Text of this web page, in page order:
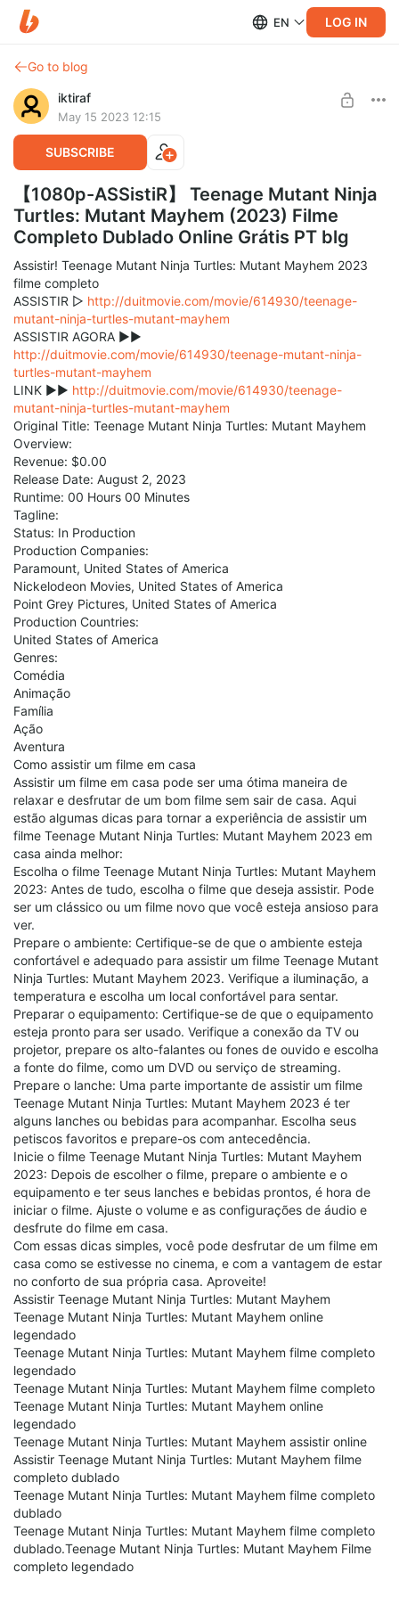
EN LOG IN
Go to blog
iktiraf
May 15 2023 12:15
SUBSCRIBE
【1080p-ASSistiR】 Teenage Mutant Ninja
Turtles: Mutant Mayhem (2023) Filme
Completo Dublado Online Grátis PT blg
Assistir! Teenage Mutant Ninja Turtles: Mutant Mayhem 2023
filme completo
ASSISTIR ▷ http://duitmovie.com/movie/614930/teenage-
mutant-ninja-turtles-mutant-mayhem
ASSISTIR AGORA ►►
http://duitmovie.com/movie/614930/teenage-mutant-ninja-
turtles-mutant-mayhem
LINK ►► http://duitmovie.com/movie/614930/teenage-
mutant-ninja-turtles-mutant-mayhem
Original Title: Teenage Mutant Ninja Turtles: Mutant Mayhem
Overview:
Revenue: $0.00
Release Date: August 2, 2023
Runtime: 00 Hours 00 Minutes
Tagline:
Status: In Production
Production Companies:
Paramount, United States of America
Nickelodeon Movies, United States of America
Point Grey Pictures, United States of America
Production Countries:
United States of America
Genres:
Comédia
Animação
Família
Ação
Aventura
Como assistir um filme em casa
Assistir um filme em casa pode ser uma ótima maneira de
relaxar e desfrutar de um bom filme sem sair de casa. Aqui
estão algumas dicas para tornar a experiência de assistir um
filme Teenage Mutant Ninja Turtles: Mutant Mayhem 2023 em
casa ainda melhor:
Escolha o filme Teenage Mutant Ninja Turtles: Mutant Mayhem
2023: Antes de tudo, escolha o filme que deseja assistir. Pode
ser um clássico ou um filme novo que você esteja ansioso para
ver.
Prepare o ambiente: Certifique-se de que o ambiente esteja
confortável e adequado para assistir um filme Teenage Mutant
Ninja Turtles: Mutant Mayhem 2023. Verifique a iluminação, a
temperatura e escolha um local confortável para sentar.
Preparar o equipamento: Certifique-se de que o equipamento
esteja pronto para ser usado. Verifique a conexão da TV ou
projetor, prepare os alto-falantes ou fones de ouvido e escolha
a fonte do filme, como um DVD ou serviço de streaming.
Prepare o lanche: Uma parte importante de assistir um filme
Teenage Mutant Ninja Turtles: Mutant Mayhem 2023 é ter
alguns lanches ou bebidas para acompanhar. Escolha seus
petiscos favoritos e prepare-os com antecedência.
Inicie o filme Teenage Mutant Ninja Turtles: Mutant Mayhem
2023: Depois de escolher o filme, prepare o ambiente e o
equipamento e ter seus lanches e bebidas prontos, é hora de
iniciar o filme. Ajuste o volume e as configurações de áudio e
desfrute do filme em casa.
Com essas dicas simples, você pode desfrutar de um filme em
casa como se estivesse no cinema, e com a vantagem de estar
no conforto de sua própria casa. Aproveite!
Assistir Teenage Mutant Ninja Turtles: Mutant Mayhem
Teenage Mutant Ninja Turtles: Mutant Mayhem online
legendado
Teenage Mutant Ninja Turtles: Mutant Mayhem filme completo
legendado
Teenage Mutant Ninja Turtles: Mutant Mayhem filme completo
Teenage Mutant Ninja Turtles: Mutant Mayhem online
legendado
Teenage Mutant Ninja Turtles: Mutant Mayhem assistir online
Assistir Teenage Mutant Ninja Turtles: Mutant Mayhem filme
completo dublado
Teenage Mutant Ninja Turtles: Mutant Mayhem filme completo
dublado
Teenage Mutant Ninja Turtles: Mutant Mayhem filme completo
dublado.Teenage Mutant Ninja Turtles: Mutant Mayhem Filme
completo legendado